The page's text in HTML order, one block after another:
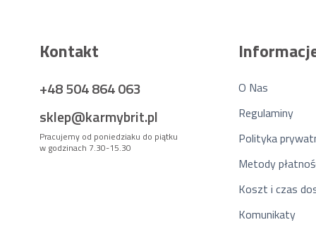
Kontakt
+48 504 864 063
sklep@karmybrit.pl
Pracujemy od poniedziaku do piątku
w godzinach 7.30-15.30
O Nas
Regulaminy
Polityka
Metody
Koszt i czas
Komunikaty